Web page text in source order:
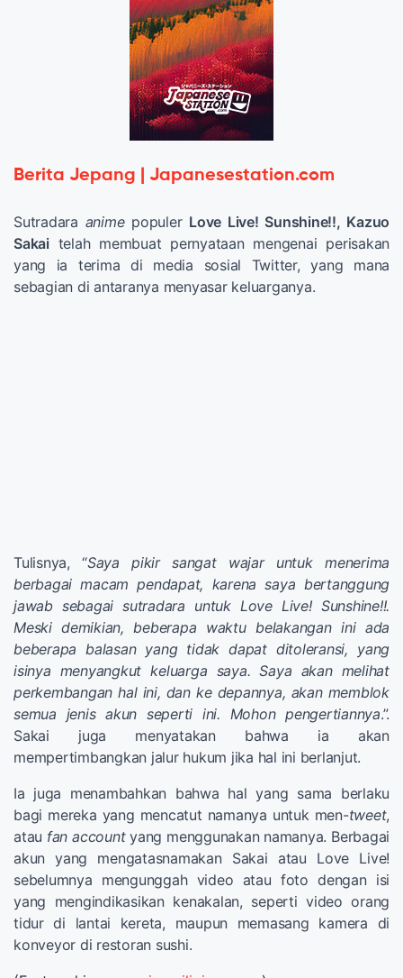
Berita Jepang | Japanesestation.com
Sutradara animepopuler Love Live! Sunshine!!, Kazuo
Sakai telah membuat pernyataan mengenai perisakan
yang ia terima di media sosial Twitter, yang mana
sebagian di antaranya menyasar keluarganya.
Tulisnya, “Saya pikir sangat wajar untuk menerima
berbagai macam pendapat, karena saya bertanggung
jawab sebagai sutradara untuk Love Live! Sunshine!!.
Meski demikian, beberapa waktu belakangan ini ada
beberapa balasan yang tidak dapat ditoleransi, yang
isinya menyangkut keluarga saya. Saya akan melihat
perkembangan hal ini, dan ke depannya, akan memblok
semua jenis akun seperti ini. Mohon pengertiannya.”.
Sakai juga menyatakan bahwa ia akan
mempertimbangkan jalur hukum jika hal ini berlanjut.
Ia juga menambahkan bahwa hal yang sama berlaku
bagi mereka yang mencatut namanya untuk men-tweet,
atau fan accountyang menggunakan namanya. Berbagai
akun yang mengatasnamakan Sakai atau Love Live!
sebelumnya mengunggah video atau foto dengan isi
yang mengindikasikan kenakalan, seperti video orang
tidur di lantai kereta, maupun memasang kamera di
konveyor di restoran sushi.